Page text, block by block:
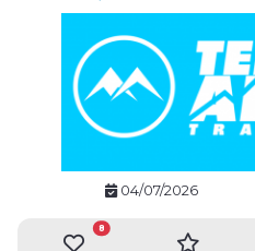
04/07/2026
8